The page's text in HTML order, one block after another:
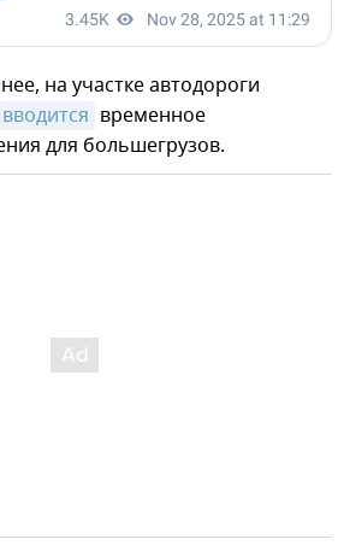
на участке автодороги
вводится временное
для большегрузов.